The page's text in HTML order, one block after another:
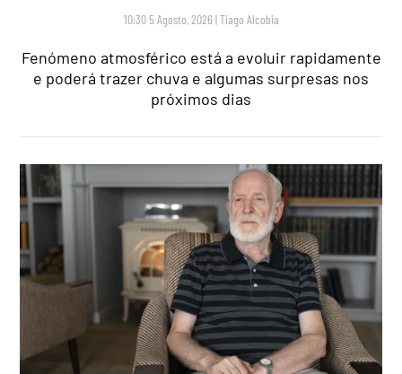
10:30 5 Agosto, 2026 |Tiago Alcobia
Fenómeno atmosférico está a evoluir rapidamente
e poderá trazer chuva e algumas surpresas nos
próximos dias